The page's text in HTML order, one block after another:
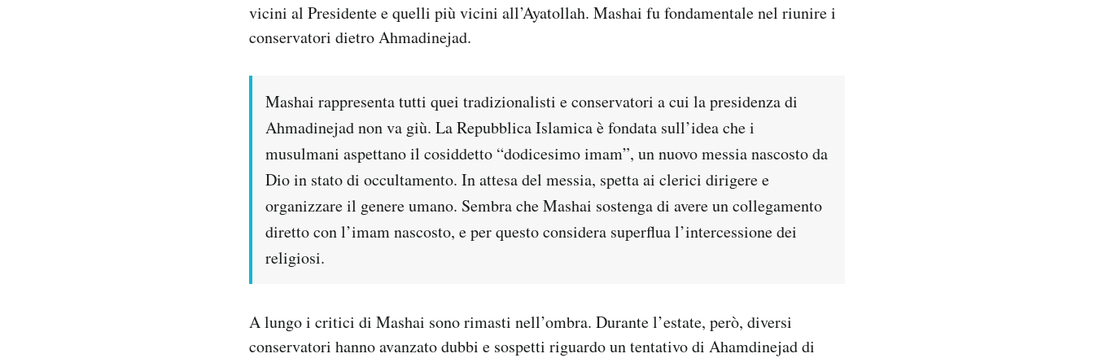
vicini al Presidente e quelli più vicini all’Ayatollah. Mashai fu fondamentale nel riunire i
conservatori dietro Ahmadinejad.
Mashai rappresenta tutti quei tradizionalisti e conservatori a cui la presidenza di
Ahmadinejad non va giù. La Repubblica Islamica è fondata sull’idea che i
musulmani aspettano il cosiddetto “dodicesimo imam”, un nuovo messia nascosto da
Dio in stato di occultamento. In attesa del messia, spetta ai clerici dirigere e
organizzare il genere umano. Sembra che Mashai sostenga di avere un collegamento
diretto con l’imam nascosto, e per questo considera superflua l’intercessione dei
religiosi.
A lungo i critici di Mashai sono rimasti nell’ombra. Durante l’estate, però, diversi
conservatori hanno avanzato dubbi e sospetti riguardo un tentativo di Ahamdinejad di